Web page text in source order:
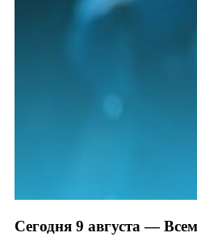
Сегодня 9 августа —